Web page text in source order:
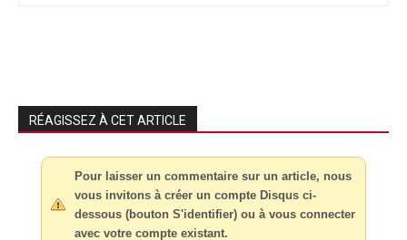
RÉAGISSEZ À CET ARTICLE
Pour laisser un commentaire sur un article, nous
vous invitons à créer un compte Disqus ci-
dessous (bouton S'identifier) ou à vous connecter
avec votre compte existant.